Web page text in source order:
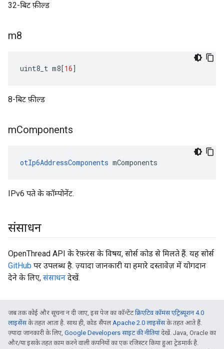
32-बिट फ़ील्ड
m8
uint8_t m8[16]
8-बिट फ़ील्ड
mComponents
otIp6AddressComponents mComponents
IPv6 पते के कॉम्पोनेंट.
संसाधन
OpenThread API के रेफ़रंस के विषय, सोर्स कोड से मिलते हैं. यह सोर्स
GitHub पर उपलब्ध है. ज़्यादा जानकारी या हमारे दस्तावेज़ में योगदान
देने के लिए, संसाधन देखें.
जब तक कोई और सूचना न दी जाए, इस पेज का कॉन्टेंटक्रिएटिव कॉमंस एट्रिब्यूशन 4.0
लाइसेंसके तहत आता है. साथ ही, कोड सैंपलApache 2.0 लाइसेंसके तहत आते हैं.
ज़्यादा जानकारी के लिए, Google Developers साइट की नीतियांदेखें. Java, Oracle का
और/या इसके तहत काम करने वाली कंपनियों का एक रजिस्टर किया हुआ ट्रेडमार्क है.